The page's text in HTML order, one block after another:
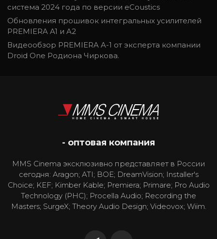
система 2024 года по версии eCoustics
Обновления прошивок интегральных усилителей
PREMIERA A1 и A2
Видеообзор PREMIERA A-1 от эксперта компании
Droid One Родиона Чиркова.
- оптовая компания
MMS Cinema эксклюзивно представляет в России
сегодня: Aragon; ATI; BOE; DreamVision; Installer's
Choice; KEF; Kimber Kable; Premiera; Primare; Pro Audio
Technology (PHC); Procella Audio; Recording the
Masters; SurgeX; Theory Audio Design; Videovox; Wiim.